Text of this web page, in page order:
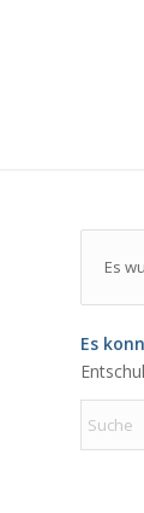
Es
Es